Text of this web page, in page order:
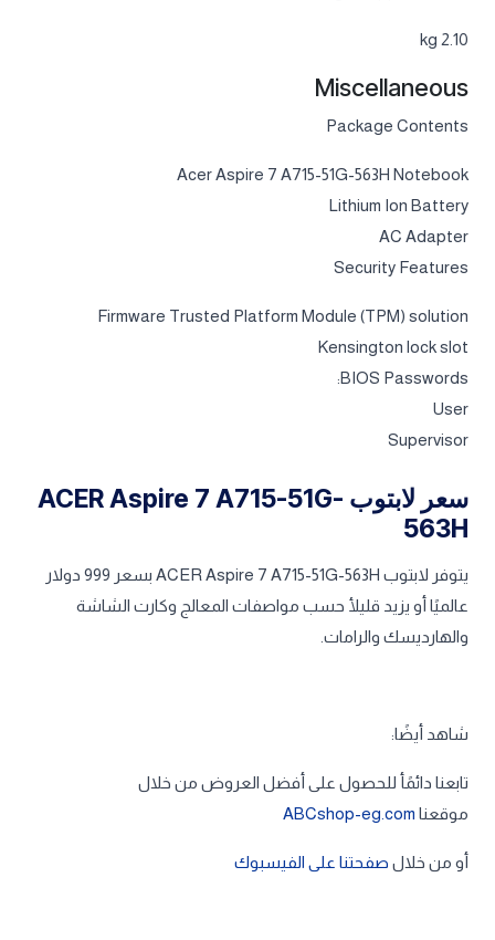
2.10 kg
Miscellaneous
Package Contents
Acer Aspire 7 A715-51G-563H Notebook
Lithium Ion Battery
AC Adapter
Security Features
Firmware Trusted Platform Module (TPM) solution
Kensington lock slot
BIOS Passwords:
User
Supervisor
سعر لابتوب ACER Aspire 7 A715-51G-
563H
يتوفر لابتوب ACER Aspire 7 A715-51G-563H بسعر 999 دولار
عالميًا أو يزيد قليلأ حسب مواصفات المعالج وكارت الشاشة
والهارديسك والرامات.
شاهد أيضًا:
تابعنا دائمًأ للحصول على أفضل العروض من خلال
موقعنا ABCshop-eg.com
أو من خلال صفحتنا على الفيسبوك